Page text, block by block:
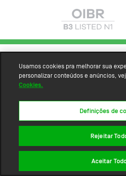
Usamos cookies pra melhorar sua
personalizar conteúdos e anúncios,
Cookies.
Definições de
Rejeitar
Aceitar